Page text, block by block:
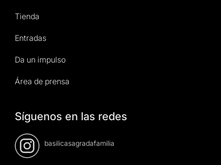
Tienda
Entradas
Da un impulso
Área de prensa
Síguenos en las redes
basilicasagradafamilia